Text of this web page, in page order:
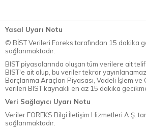
Yasal Uyarı Notu
© BİST Verileri Foreks tarafından 15 dakika
sağlanmaktadır.
BIST piyasalarında oluşan tüm verilere ait
BIST'e ait olup, bu veriler tekrar
Borçlanma Araçları Piyasası, Vadeli İşlem ve
verileri BIST kaynaklı en az 15 dakika
Veri Sağlayıcı Uyarı Notu
Veriler FOREKS Bilgi İletişim Hizmetleri A.Ş.
sağlanmaktadır.